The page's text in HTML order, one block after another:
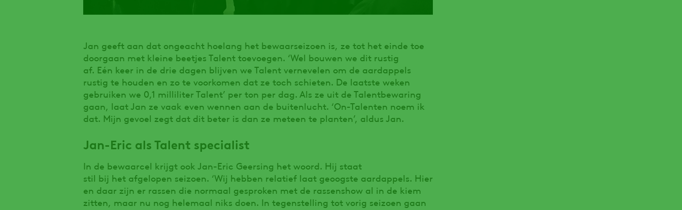
Jan geeft aan dat ongeacht hoelang het bewaarseizoen is, ze tot het einde toe
doorgaan met kleine beetjes Talent toevoegen. ‘Wel bouwen we dit rustig
af. Eén keer in de drie dagen blijven we Talent vernevelen om de aardappels
rustig te houden en zo te voorkomen dat ze toch schieten. De laatste weken
gebruiken we 0,1 milliliter Talent’ per ton per dag. Als ze uit de Talentbewaring
gaan, laat Jan ze vaak even wennen aan de buitenlucht. ‘On-Talenten noem ik
dat. Mijn gevoel zegt dat dit beter is dan ze meteen te planten’, aldus Jan.
Jan-Eric als Talent specialist
In de bewaarcel krijgt ook Jan-Eric Geersing het woord. Hij staat
stil bij het afgelopen seizoen. ‘Wij hebben relatief laat geoogste aardappels. Hier
en daar zijn er rassen die normaal gesproken met de rassenshow al in de kiem
zitten, maar nu nog helemaal niks doen. In tegenstelling tot vorig seizoen gaan